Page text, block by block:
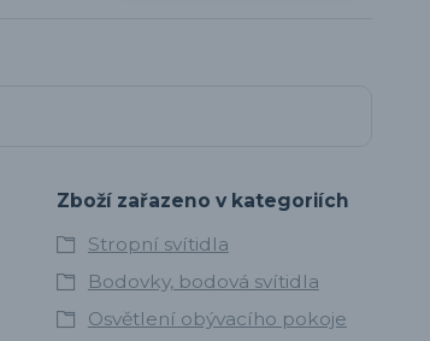
Zboží zařazeno v kategoriích
Stropní svítidla
Bodovky, bodová svítidla
Osvětlení obývacího pokoje